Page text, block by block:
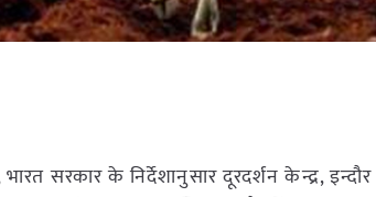
सरकार के निर्देशानुसार दूरदर्शन केन्द्र, इन्दौर